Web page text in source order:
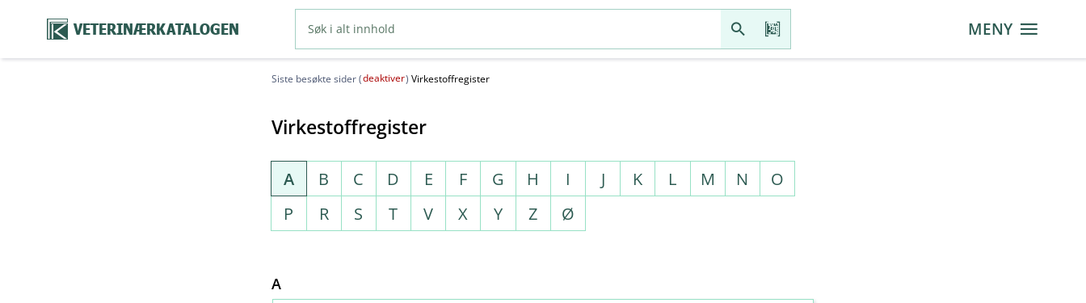
VETERINÆRKATALOGEN MENY
Siste besøkte sider (deaktiver) Virkestoffregister
Virkestoffregister
A B C D E F G H I J K L M N
O
P
R S T V X Y Z Ø
A